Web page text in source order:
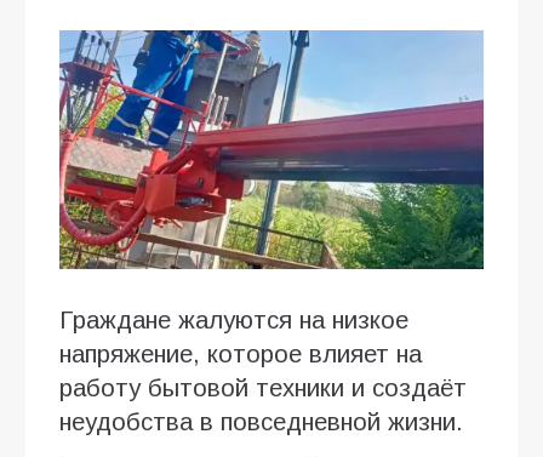
Граждане жалуются на низкое
напряжение, которое влияет на
работу бытовой техники и создаёт
неудобства в повседневной жизни.